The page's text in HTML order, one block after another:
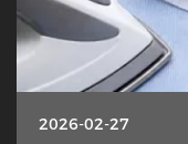
2026-02-27